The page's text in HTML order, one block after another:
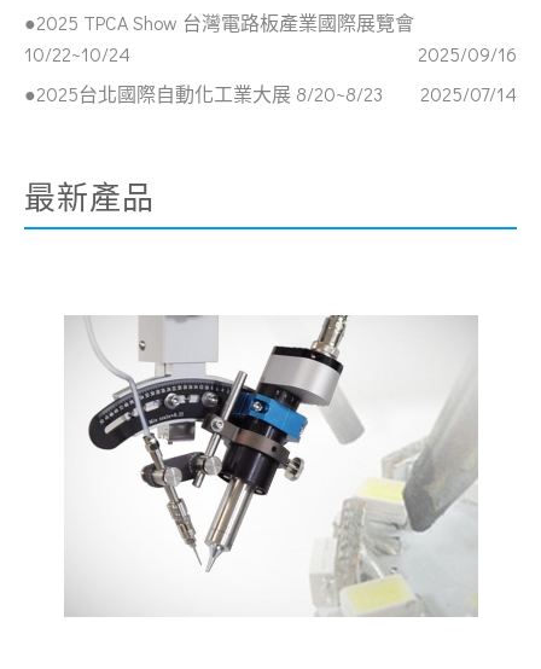
●2025 TPCA Show 台灣電路板產業國際展覽會
10/22~10/24
2025/09/16
●2025台北國際自動化工業大展 8/20~8/23
2025/07/14
最新產品